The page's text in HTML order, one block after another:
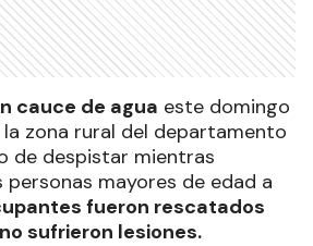
cauce de agua este domingo
zona rural del departamento
de despistar mientras
mayores de edad a
fueron rescatados
sufrieron lesiones.